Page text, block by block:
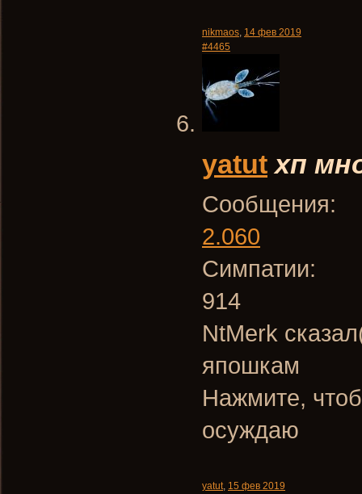
nikmaos, 14 фев 2019
#4465
yatut хп
Сообщения:
2.060
Симпатии:
914
NtMerk
япошкам
Нажмите,
осуждаю
yatut, 15 фев 2019